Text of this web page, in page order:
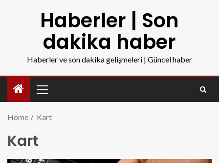
Haberler | Son
dakika haber
Haberler ve son dakika gelişmeleri | Güncel haber
Home Kart
Kart